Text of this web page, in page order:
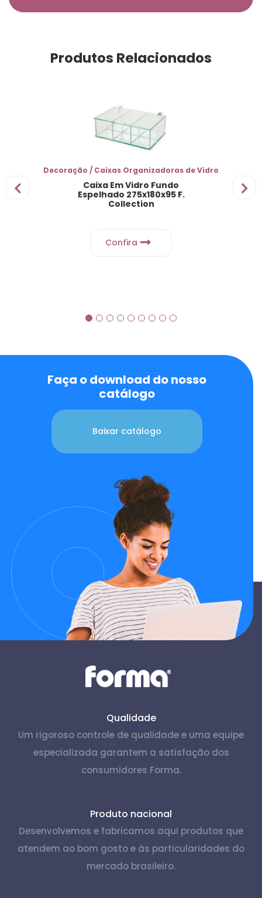
Produtos Relacionados
Decoração / Caixas Organizadoras de Vidro
Caixa Em Vidro Fundo
Espelhado 275x180x95 F.
Collection
Confira
Faça o download do nosso
catálogo
Baixar catálogo
Qualidade
Um rigoroso controle de qualidade e uma equipe
especializada garantem a satisfação dos
consumidores Forma.
Produto nacional
Desenvolvemos e fabricamos aqui produtos que
atendem ao bom gosto e às particularidades do
mercado brasileiro.